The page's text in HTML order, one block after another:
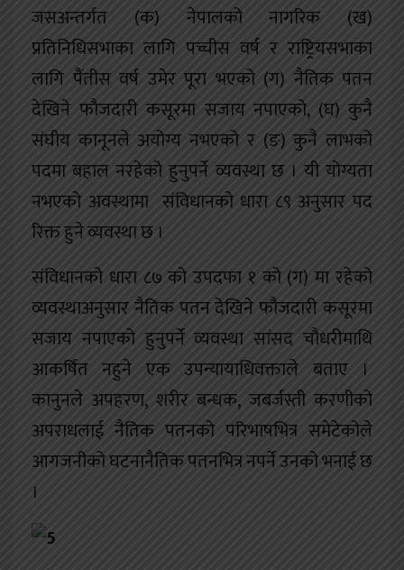
जसअन्तर्गत (क) नेपालको नागरिक (ख)
प्रतिनिधिसभाका लागि पच्चीस वर्ष र राष्ट्रियसभाका
लागि पैंतीस वर्ष उमेर पूरा भएको (ग) नैतिक पतन
देखिने फौजदारी कसूरमा सजाय नपाएको, (घ) कुनै
संघीय कानूनले अयोग्य नभएको र (ङ) कुनै लाभको
पदमा बहाल नरहेको हुनुपर्ने व्यवस्था छ । यी योग्यता
नभएको अवस्थामा संविधानको धारा ८९ अनुसार पद
रिक्त हुने व्यवस्था छ ।
संविधानको धारा ८७ को उपदफा १ को (ग) मा रहेको
व्यवस्थाअनुसार नैतिक पतन देखिने फौजदारी कसूरमा
सजाय नपाएको हुनुपर्ने व्यवस्था सांसद चौधरीमाथि
आकर्षित नहुने एक उपन्यायाधिवक्ताले बताए ।
कानुनले अपहरण, शरीर बन्धक, जबर्जस्ती करणीको
अपराधलाई नैतिक पतनको परिभाषभित्र समेटेकोले
आगजनीको घटनानैतिक पतनभित्र नपर्ने उनको भनाई छ
।